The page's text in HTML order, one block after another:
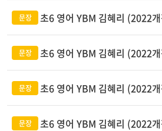
초6 영어 YBM 김혜리 (2022
초6 영어 YBM 김혜리 (2022
초6 영어 YBM 김혜리 (2022
초6 영어 YBM 김혜리 (2022